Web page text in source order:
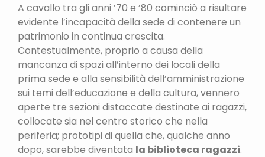
A cavallo tra gli anni ’70 e ’80 cominciò a risultare
evidente l’incapacità della sede di contenere un
patrimonio in continua crescita.
Contestualmente, proprio a causa della
mancanza di spazi all’interno dei locali della
prima sede e alla sensibilità dell’amministrazione
sui temi dell’educazione e della cultura, vennero
aperte tre sezioni distaccate destinate ai ragazzi,
collocate sia nel centro storico che nella
periferia; prototipi di quella che, qualche anno
dopo, sarebbe diventata la biblioteca ragazzi.